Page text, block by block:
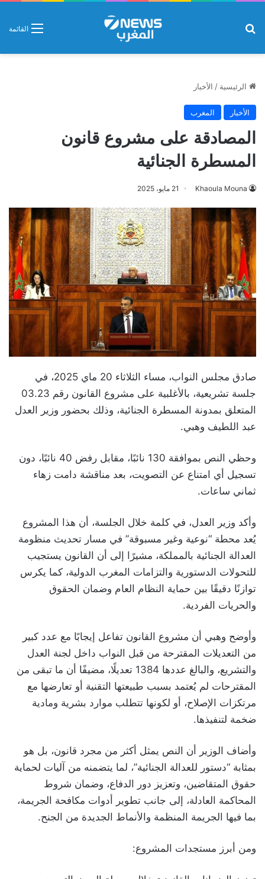
القائمة
الرئيسية / الأخبار
الأخبار المغرب
المصادقة على مشروع قانون
المسطرة الجنائية
Khaoula Mouna 21 مايو، 2025
صادق مجلس النواب، مساء الثلاثاء 20 ماي 2025، في
جلسة تشريعية، بالأغلبية على مشروع القانون رقم 03.23
المتعلق بمدونة المسطرة الجنائية، وذلك بحضور وزير العدل
عبد اللطيف وهبي.
وحظي النص بموافقة 130 نائبًا، مقابل رفض 40 نائبًا، دون
تسجيل أي امتناع عن التصويت، بعد مناقشة دامت زهاء
ثماني ساعات.
وأكد وزير العدل، في كلمة خلال الجلسة، أن هذا المشروع
يُعد محطة “نوعية وغير مسبوقة” في مسار تحديث منظومة
العدالة الجنائية بالمملكة، مشيرًا إلى أن القانون يستجيب
للتحولات الدستورية والتزامات المغرب الدولية، كما يكرس
توازنًا دقيقًا بين حماية النظام العام وضمان الحقوق
والحريات الفردية.
وأوضح وهبي أن مشروع القانون تفاعل إيجابًا مع عدد كبير
من التعديلات المقترحة من قبل النواب داخل لجنة العدل
والتشريع، والبالغ عددها 1384 تعديلًا، مضيفًا أن ما تبقى من
المقترحات لم يُعتمد بسبب طبيعتها التقنية أو تعارضها مع
مرتكزات الإصلاح، أو لكونها تتطلب موارد بشرية ومادية
ضخمة لتنفيذها.
وأضاف الوزير أن النص يمثل أكثر من مجرد قانون، بل هو
بمثابة “دستور للعدالة الجنائية”، لما يتضمنه من آليات لحماية
حقوق المتقاضين، وتعزيز دور الدفاع، وضمان شروط
المحاكمة العادلة، إلى جانب تطوير أدوات مكافحة الجريمة،
بما فيها الجريمة المنظمة والأنماط الجديدة من الجنح.
ومن أبرز مستجدات المشروع: